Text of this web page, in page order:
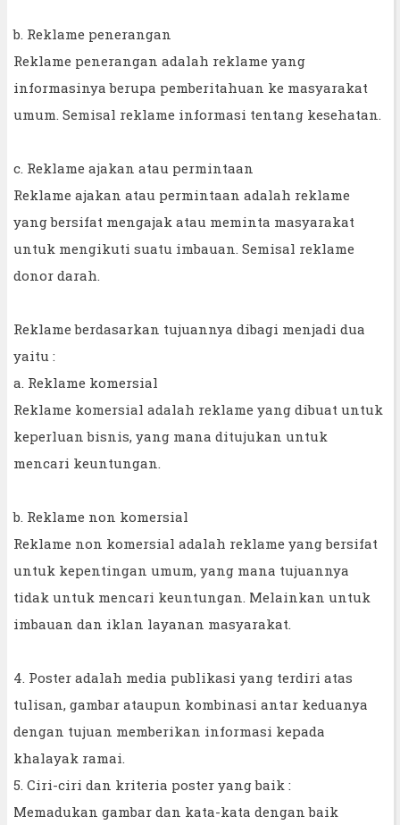
b. Reklame penerangan
Reklame penerangan adalah reklame yang
informasinya berupa pemberitahuan ke masyarakat
umum. Semisal reklame informasi tentang kesehatan.
c. Reklame ajakan atau permintaan
Reklame ajakan atau permintaan adalah reklame
yang bersifat mengajak atau meminta masyarakat
untuk mengikuti suatu imbauan. Semisal reklame
donor darah.
Reklame berdasarkan tujuannya dibagi menjadi dua
yaitu :
a. Reklame komersial
Reklame komersial adalah reklame yang dibuat untuk
keperluan bisnis, yang mana ditujukan untuk
mencari keuntungan.
b. Reklame non komersial
Reklame non komersial adalah reklame yang bersifat
untuk kepentingan umum, yang mana tujuannya
tidak untuk mencari keuntungan. Melainkan untuk
imbauan dan iklan layanan masyarakat.
4. Poster adalah media publikasi yang terdiri atas
tulisan, gambar ataupun kombinasi antar keduanya
dengan tujuan memberikan informasi kepada
khalayak ramai.
5. Ciri-ciri dan kriteria poster yang baik :
Memadukan gambar dan kata-kata dengan baik